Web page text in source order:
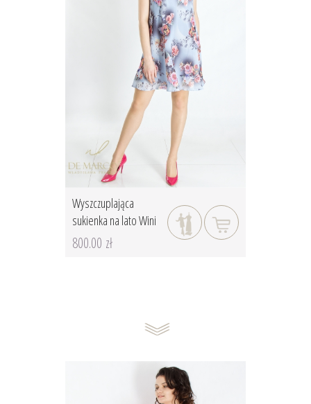
Wyszczuplająca
sukienka na lato Wini
800.00 zł